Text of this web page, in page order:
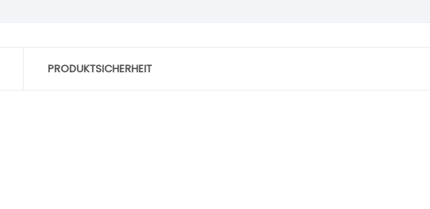
PRODUKTSICHERHEIT